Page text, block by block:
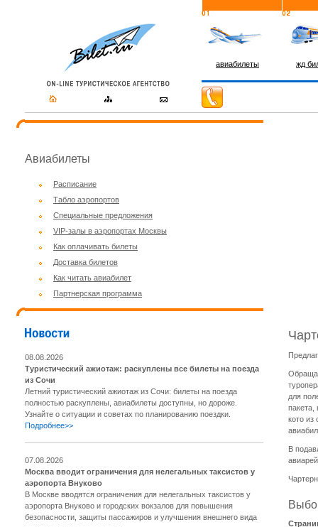
авиабилеты жд
Авиабилеты
Расписание
Табло аэропортов
Специальные предложения
VIP-залы в аэропортах Москвы
Как оплачивать билеты
Доставка билетов
Как читать авиабилет
Партнерская программа
08.08.2026
Туристический ажиотаж: раскуплены все билеты на поезда
из Сочи
Летний туристический ажиотаж из Сочи: билеты на поезда
полностью раскуплены, авиабилеты доступны, но дороже.
Узнайте о ситуации и советах по планированию поездки.
Подробнее>>
07.08.2026
Москва вводит ограничения для нелегальных таксистов у
аэропорта Внуково
В Москве вводятся ограничения для нелегальных таксистов у
аэропорта Внуково и городских вокзалов для повышения
безопасности, защиты пассажиров и улучшения внешнего вида
для
пакета,
кото из
В